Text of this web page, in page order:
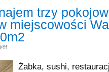
trzy
miejscowości
Żabka, sushi,